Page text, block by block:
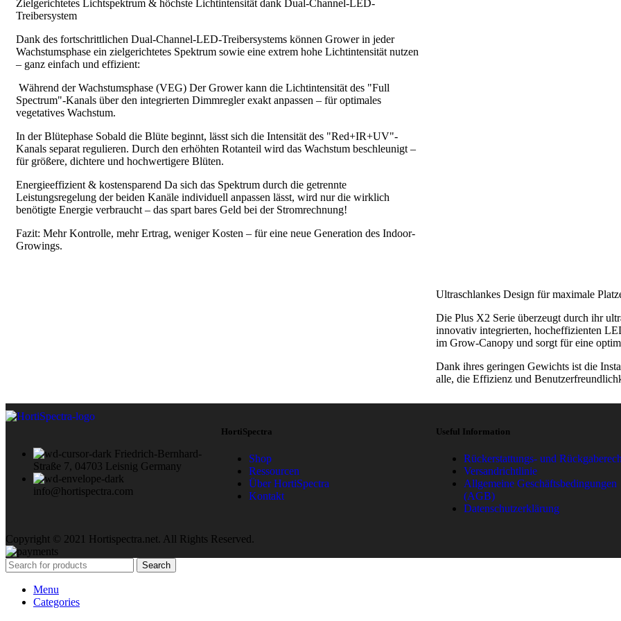
Zielgerichtetes Lichtspektrum & höchste Lichtintensität dank Dual-Channel-LED-
Treibersystem
Dank des fortschrittlichen Dual-Channel-LED-Treibersystems können Grower in jeder
Wachstumsphase ein zielgerichtetes Spektrum sowie eine extrem hohe Lichtintensität nutzen
– ganz einfach und effizient:
Während der Wachstumsphase (VEG) Der Grower kann die Lichtintensität des "Full
Spectrum"-Kanals über den integrierten Dimmregler exakt anpassen – für optimales
vegetatives Wachstum.
In der Blütephase Sobald die Blüte beginnt, lässt sich die Intensität des "Red+IR+UV"-
Kanals separat regulieren. Durch den erhöhten Rotanteil wird das Wachstum beschleunigt –
für größere, dichtere und hochwertigere Blüten.
Energieeffizient & kostensparend Da sich das Spektrum durch die getrennte
Leistungsregelung der beiden Kanäle individuell anpassen lässt, wird nur die wirklich
benötigte Energie verbraucht – das spart bares Geld bei der Stromrechnung!
Fazit: Mehr Kontrolle, mehr Ertrag, weniger Kosten – für eine neue Generation des Indoor-
Growings.
Ultraschlankes Design für maximale
Die Plus X2 Serie überzeugt durch ihr
innovativ integrierten, hocheffizienten
im Grow-Canopy und sorgt für eine
Dank ihres geringen Gewichts ist die
alle, die Effizienz und
Friedrich-Bernhard-
Straße 7, 04703 Leisnig Germany
info@hortispectra.com
HortiSpectra
Shop
Ressourcen
Über HortiSpectra
Kontakt
Useful Information
Rückerstattungs- und
Versandrichtlinie
Allgemeine Geschäftsbedingungen
(AGB)
Datenschutzerklärung
Copyright © 2021 Hortispectra.net. All Rights Reserved.
Search
Menu
Categories